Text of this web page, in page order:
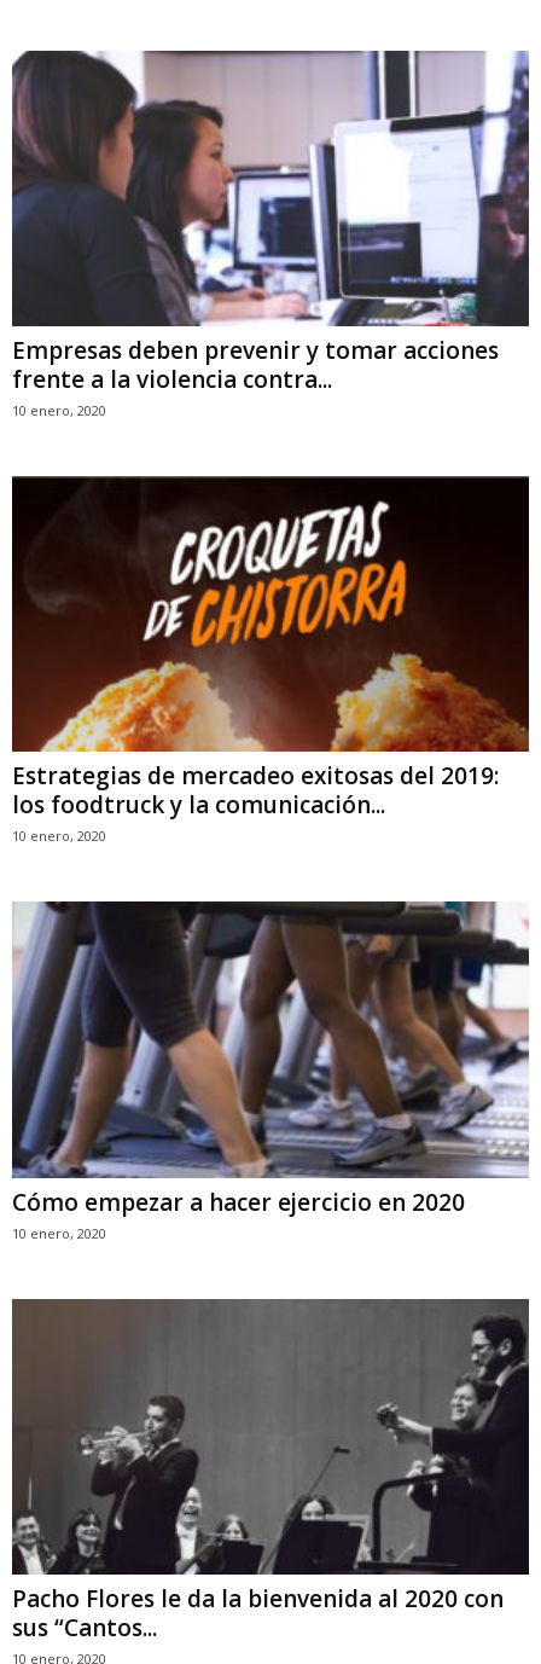
Empresas deben prevenir y tomar acciones
frente a la violencia contra...
10 enero, 2020
Estrategias de mercadeo exitosas del 2019:
los foodtruck y la comunicación...
10 enero, 2020
Cómo empezar a hacer ejercicio en 2020
10 enero, 2020
Pacho Flores le da la bienvenida al 2020 con
sus “Cantos...
10 enero, 2020